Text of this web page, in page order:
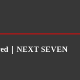
| NEXT SEVEN